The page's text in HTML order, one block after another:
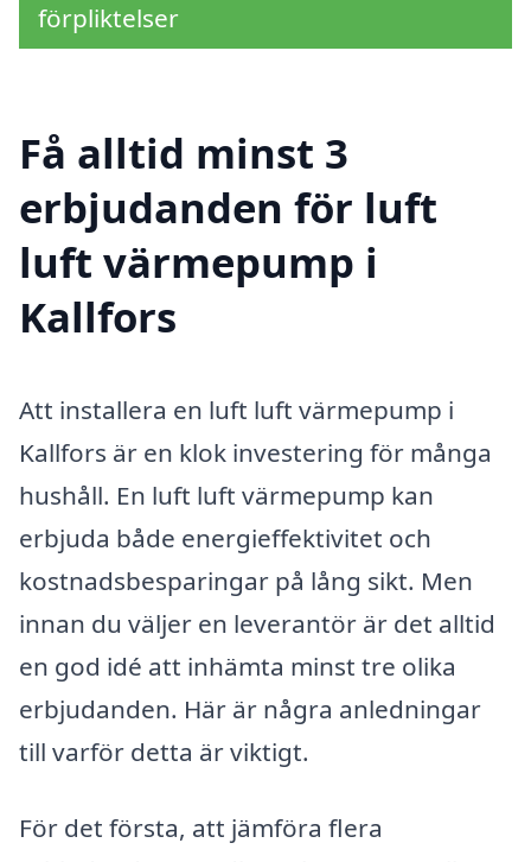
förpliktelser
Få alltid minst 3
erbjudanden för luft
luft värmepump i
Kallfors
Att installera en luft luft värmepump i
Kallfors är en klok investering för många
hushåll. En luft luft värmepump kan
erbjuda både energieffektivitet och
kostnadsbesparingar på lång sikt. Men
innan du väljer en leverantör är det alltid
en god idé att inhämta minst tre olika
erbjudanden. Här är några anledningar
till varför detta är viktigt.
För det första, att jämföra flera